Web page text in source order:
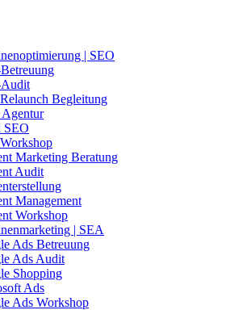
| SEO
Begleitung
SEO
Marketing Beratung
Audit
Management
Workshop
| SEA
Ads Betreuung
Ads Audit
Shopping
Ads
Ads Workshop